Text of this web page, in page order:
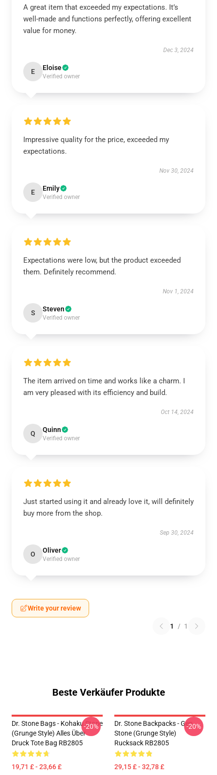
A great item that exceeded my expectations. It’s
well-made and functions perfectly, offering excellent
value for money.
Dec 3, 2024
E Eloise
Verified owner
Impressive quality for the price, exceeded my
expectations.
Nov 30, 2024
E Emily
Verified owner
Expectations were low, but the product exceeded
them. Definitely recommend.
Nov 1, 2024
S Steven
Verified owner
The item arrived on time and works like a charm. I
am very pleased with its efficiency and build.
Oct 14, 2024
Q Quinn
Verified owner
Just started using it and already love it, will definitely
buy more from the shop.
Sep 30, 2024
O Oliver
Verified owner
Write your review
1 / 1
Beste Verkäufer Produkte
Dr. Stone Bags - Kohaku Stone
(Grunge Style) Alles Über
Druck Tote Bag RB2805
19,71 £ - 23,66 £
-20%
Dr. Stone Backpacks - Gen
Stone (Grunge Style)
Rucksack RB2805
29,15 £ - 32,78 £
-20%